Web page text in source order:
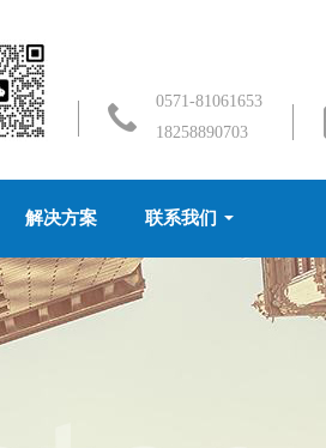
0571-81061653
18258890703
解决方案 联系我们